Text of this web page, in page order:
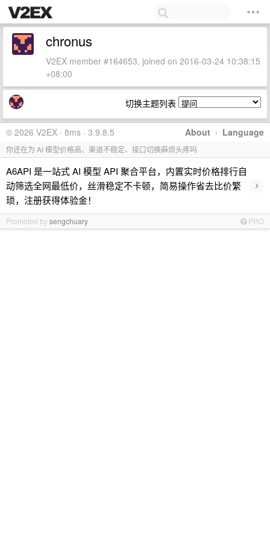
chronus
V2EX member #164653, joined on 2016-03-24 10:38:15
+08:00
切换主题列表
About · Language
© 2026 V2EX · 8ms · 3.9.8.5
你还在为 AI 模型价格高、渠道不稳定、接口切换麻烦头疼吗
A6API 是一站式 AI 模型 API 聚合平台，内置实时价格排行自
动筛选全网最低价，丝滑稳定不卡顿，简易操作省去比价繁
琐，注册获得体验金！
›
Promoted bysengchuary PRO